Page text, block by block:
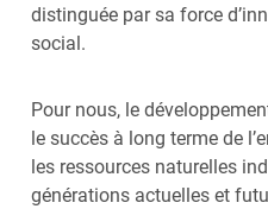
distinguée par sa force
social.
Pour nous, le
le succès à long terme de
les ressources naturelles
générations actuelles et